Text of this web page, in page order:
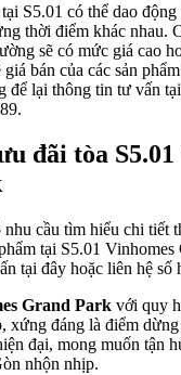
S5.01 có thể dao
thời điểm khác nhau.
sẽ có mức giá cao
bán của các sản
để lại thông tin tư vấn
đãi tòa
cầu tìm hiểu chi tiết
tại S5.01
tại đây hoặc liên hệ số
Grand Park với quy
xứng đáng là điểm
đại, mong muốn tận
nhộn nhịp.